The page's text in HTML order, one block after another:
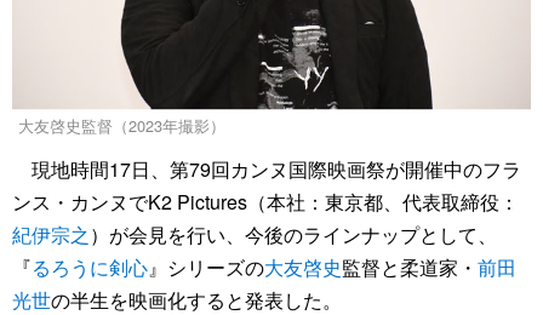
大友啓史監督（2023年撮影）
現地時間17日、第79回カンヌ国際映画祭が開催中のフラ
ンス・カンヌでK2 Pictures（本社：東京都、代表取締役：
紀伊宗之）が会見を行い、今後のラインナップとして、
『るろうに剣心』シリーズの大友啓史監督と柔道家・ 前田
光世の半生を映画化すると発表した。